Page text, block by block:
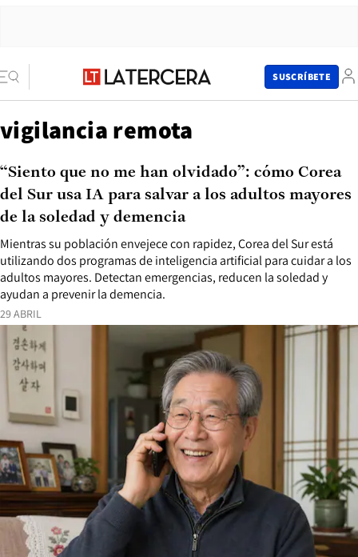
SUSCRÍBETE
vigilancia remota
29 ABRIL
Mientras su población envejece con rapidez, Corea del Sur está
utilizando dos programas de inteligencia artificial para cuidar a los
adultos mayores. Detectan emergencias, reducen la soledad y
ayudan a prevenir la demencia.
“Siento que no me han olvidado”: cómo Corea
del Sur usa IA para salvar a los adultos mayores
de la soledad y demencia